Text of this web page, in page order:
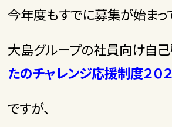
今年度もすでに募集が始まっ
大島グループの社員向け自
たのチャレンジ応援制度２０２
ですが、